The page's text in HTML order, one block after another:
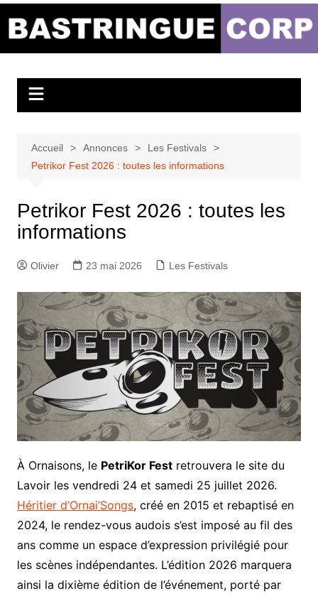
Bastringue Corp –
Musicales
Accueil Annonces
Les Festivals
Petrikor Fest 2026 : toutes les informations
Petrikor Fest 2026 : toutes les
informations
Olivier 23 mai 2026 Les Festivals
À Ornaisons, le PetriKor Festretrouvera le site du
Lavoir les vendredi 24 et samedi 25 juillet 2026.
Héritier d’Ornai’Songs, créé en 2015 et rebaptisé en
2024, le rendez-vous audois s’est imposé au fil des
ans comme un espace d’expression privilégié pour
les scènes indépendantes. L’édition 2026 marquera
ainsi la dixième édition de l’événement, porté par